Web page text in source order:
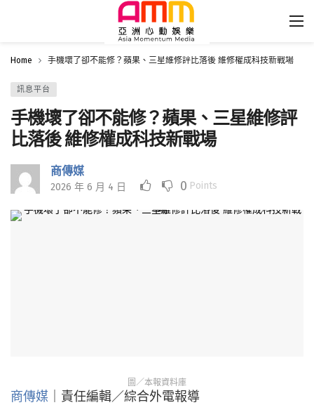
Home 手機壞了卻不能修？蘋果、三星維修評比落後 維修權成科技新戰場
訊息平台
手機壞了卻不能修？蘋果、三星維修評
比落後 維修權成科技新戰場
商傳媒
2026 年 6 月 4 日 0 Points
圖／本報資料庫
商傳媒 ｜責任編輯／綜合外電報導